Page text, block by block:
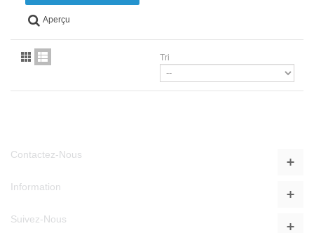
Aperçu
Tri
Contactez-Nous
Information
Suivez-Nous